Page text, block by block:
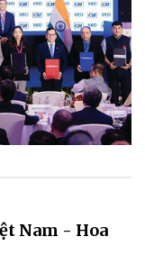
Nam - Hoa